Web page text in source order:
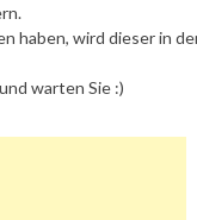
haben, wird dieser in
warten Sie :)